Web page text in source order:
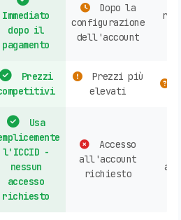
Immediato
dopo il
pagamento
Dopo la
configurazione
dell'account
Prezzi
Prezzi più
elevati
Usa
l'ICCID -
nessun
accesso
richiesto
Accesso
all'account
richiesto